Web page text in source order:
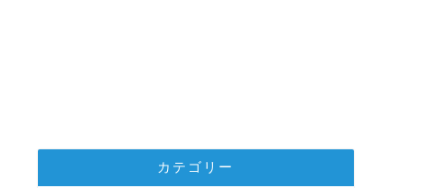
カテゴリー